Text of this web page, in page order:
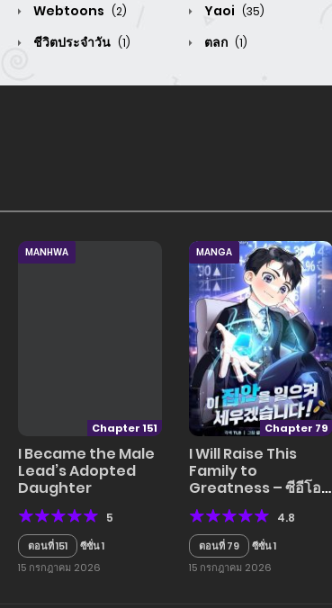
Webtoons (2) Yaoi (35)
ชีวิตประจำวัน (1) ตลก (1)
Chapter 151
MANHWA
I Became the Male
Lead’s Adopted
Daughter
5
ตอนที่ 151
ซีซั่น 1
15 กรกฎาคม 2026
Chapter 79
MANGA
I Will Raise This
Family to
Greatness – ซีอีโอ
กตัญญูจะกอบกู้
ครอบครัวนี้เอง!4.8
ตอนที่ 79
ซีซั่น 1
15 กรกฎาคม 2026